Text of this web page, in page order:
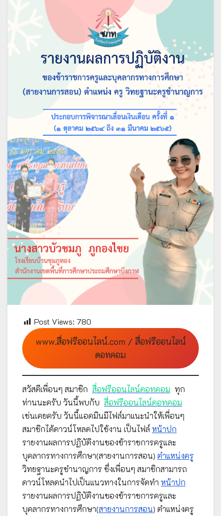
Post Views: 780
www.สื่อฟรีออนไลน์.com / สื่อฟรีออนไลน์
ดอทคอม
สวัสดีเพื่อนๆ สมาชิก สื่อฟรีออนไลน์ดอทคอม ทุก
ท่านนะครับ วันนี้พบกับ สื่อฟรีออนไลน์ดอทคอม
เช่นเคยครับ วันนี้แอดมินมีไฟล์มาแนะนำให้เพื่อนๆ
สมาชิกได้ดาวน์โหลดไปใช้งาน เป็นไฟล์ หน้าปก
รายงานผลการปฏิบัติงานของข้าราชการครูและ
บุคลากรทางการศึกษา(สายงานการสอน) ตำแหน่งครู
วิทยฐานะครูชำนาญการ ซึ่งเพื่อนๆ สมาชิกสามารถ
ดาวน์โหลดนำไปเป็นแนวทางในการจัดทำ หน้าปก
รายงานผลการปฏิบัติงานของข้าราชการครูและ
บุคลากรทางการศึกษา(สายงานการสอน) ตำแหน่งครู